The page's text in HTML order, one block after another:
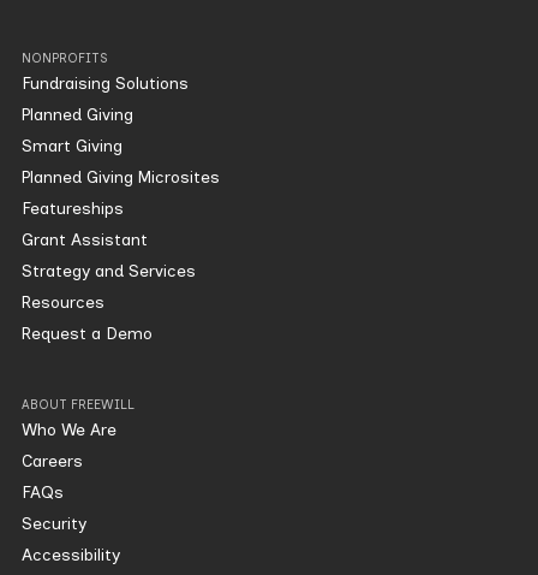
NONPROFITS
Fundraising Solutions
Planned Giving
Smart Giving
Planned Giving Microsites
Featureships
Grant Assistant
Strategy and Services
Resources
Request a Demo
ABOUT FREEWILL
Who We Are
Careers
FAQs
Security
Accessibility